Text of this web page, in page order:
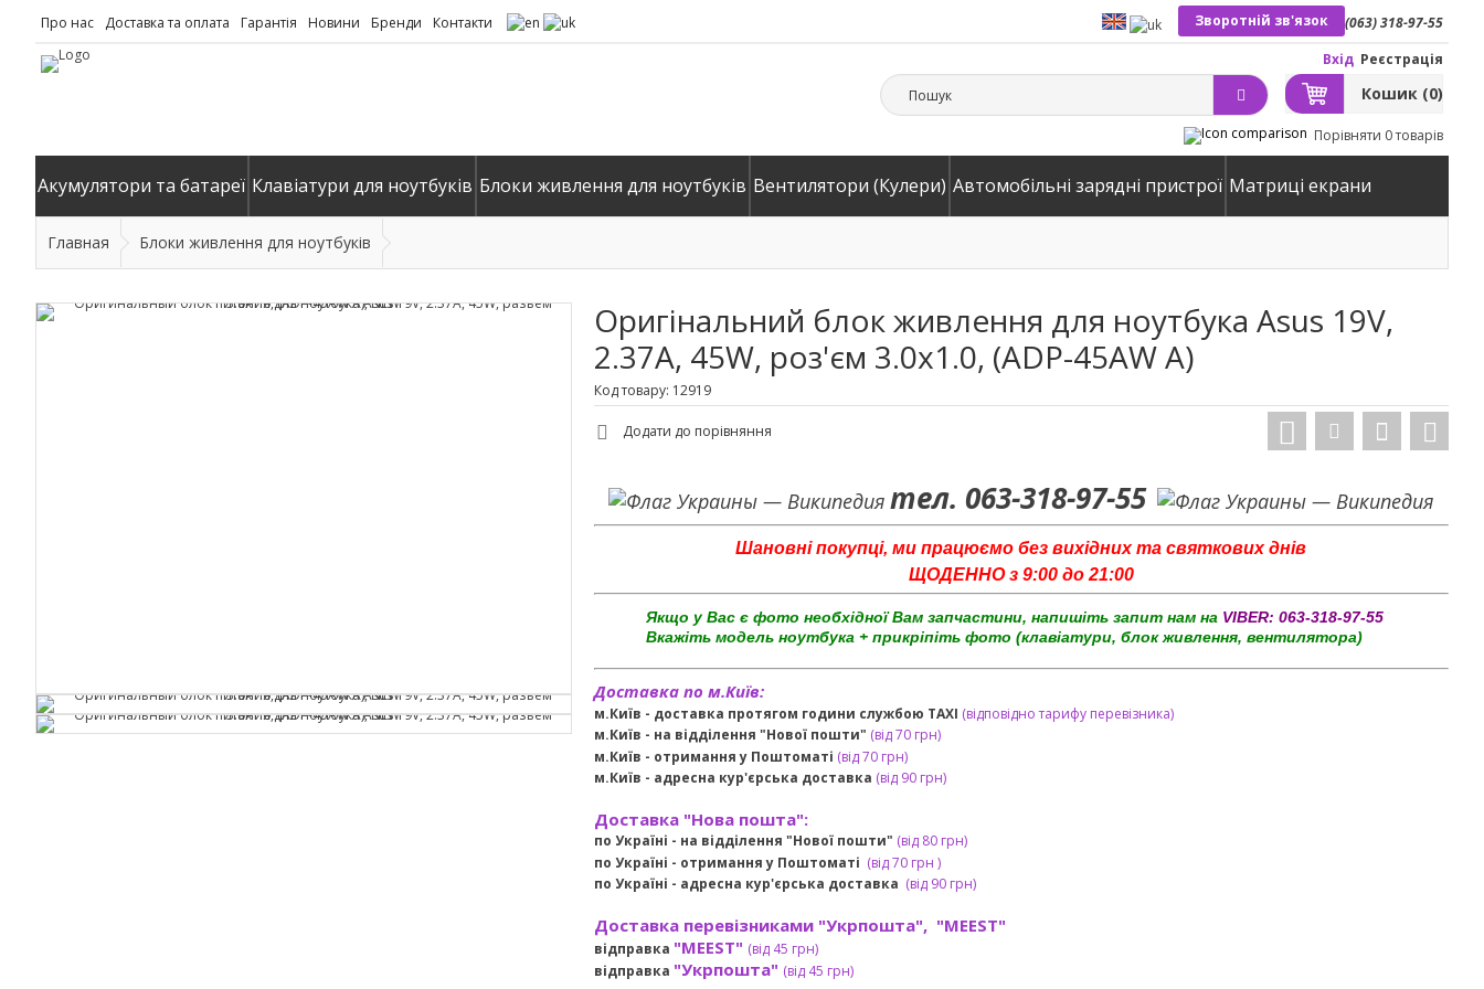
Про нас Доставка та оплата Гарантія Новини Бренди Контакти (063) 318-97-55
Зворотній зв'язок
Вхід Реєстрація
Кошик (0)
Порівняти 0 товарів
Акумулятори та батареї Клавіатури для ноутбуків Блоки живлення для ноутбуків Вентилятори (Кулери) Автомобільні зарядні пристрої Матриці екрани
Главная Блоки живлення для ноутбуків
Оригінальний блок живлення для ноутбука Asus 19V,
2.37A, 45W, роз'єм 3.0x1.0, (ADP-45AW A)
Код товару: 12919
Додати до порівняння
тел. 063-318-97-55
Шановні покупці, ми працюємо без вихідних та святкових днів
ЩОДЕННО з 9:00 до 21:00
Якщо у Вас є фото необхідної Вам запчастини, напишіть запит нам на VIBER: 063-318-97-55
Вкажіть модель ноутбука + прикріпіть фото (клавіатури, блок живлення, вентилятора)
Доставка по м.Київ:
м.Київ - доставка протягом години службою TAXI (відповідно тарифу перевізника)
м.Київ - на відділення "Нової пошти" (від 70 грн)
м.Київ - отримання у Поштоматі (від 70 грн)
м.Київ - адресна кур'єрська доставка (від90 грн)
Доставка "Нова пошта":
по Україні - на відділення "Нової пошти" (від 80 грн)
по Україні - отримання у Поштоматі (від 70 грн )
по Україні - адресна кур'єрська доставка (від90 грн)
Доставка перевізниками "Укрпошта", "MEEST"
відправка "MEEST" (від 45 грн)
відправка "Укрпошта" (від 45 грн)